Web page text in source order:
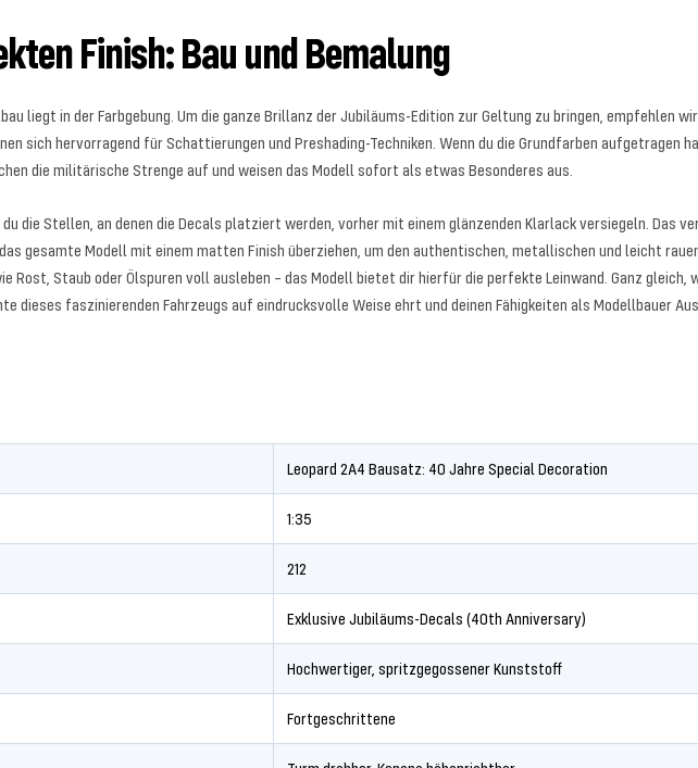
Finish: Bau und Bemalung
liegt in der Farbgebung. Um die ganze Brillanz der Jubiläums-Edition zur Geltung zu bringen, empfehlen
sich hervorragend für Schattierungen und Preshading-Techniken. Wenn du die Grundfarben aufgetragen
die militärische Strenge auf und weisen das Modell sofort als etwas Besonderes aus.
die Stellen, an denen die Decals platziert werden, vorher mit einem glänzenden Klarlack versiegeln. Das
gesamte Modell mit einem matten Finish überziehen, um den authentischen, metallischen und leicht
Staub oder Ölspuren voll ausleben – das Modell bietet dir hierfür die perfekte Leinwand. Ganz gleich,
dieses faszinierenden Fahrzeugs auf eindrucksvolle Weise ehrt und deinen Fähigkeiten als Modellbauer
Leopard 2A4 Bausatz: 40 Jahre Special Decoration
1:35
212
Exklusive Jubiläums-Decals (40th Anniversary)
Hochwertiger, spritzgegossener Kunststoff
Fortgeschrittene